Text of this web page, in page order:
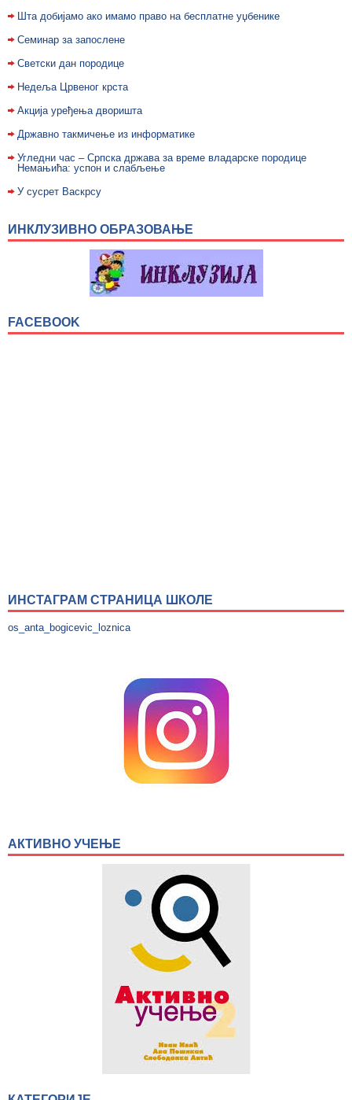
Шта добијамо ако имамо право на бесплатне уџбенике
Семинар за запослене
Светски дан породице
Недељa Црвеног крста
Акција уређења дворишта
Државно такмичење из информатике
Угледни час – Српска држава за време владарске породице
Немањића: успон и слабљење
У сусрет Васкрсу
ИНКЛУЗИВНО ОБРАЗОВАЊЕ
FACEBOOK
ИНСТАГРАМ СТРАНИЦА ШКОЛЕ
os_anta_bogicevic_loznica
АКТИВНО УЧЕЊЕ